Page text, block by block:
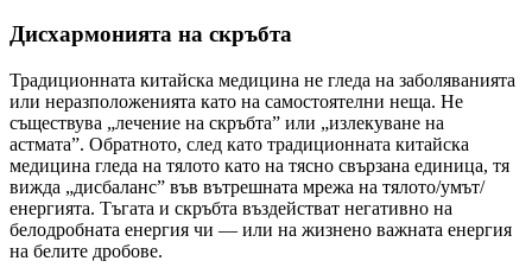
Дисхармонията на скръбта
Традиционната китайска медицина не гледа на заболяванията
или неразположенията като на самостоятелни неща. Не
съществува „лечение на скръбта” или „излекуване на
астмата”. Обратното, след като традиционната китайска
медицина гледа на тялото като на тясно свързана единица, тя
вижда „дисбаланс” във вътрешната мрежа на тялото/умът/
енергията. Тъгата и скръбта въздействат негативно на
белодробната енергия чи — или на жизнено важната енергия
на белите дробове.